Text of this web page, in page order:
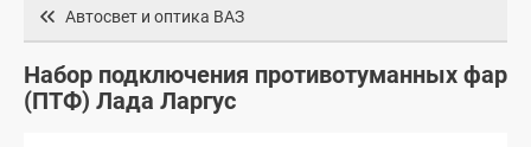
Автосвет и оптика ВАЗ
Набор подключения противотуманных фар
(ПТФ) Лада Ларгус